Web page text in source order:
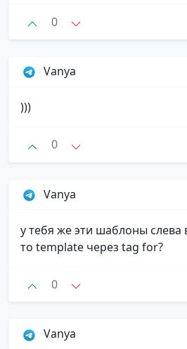
0
Vanya
)))
0
Vanya
у тебя же эти шаблоны слева
то template через tag for?
0
Vanya